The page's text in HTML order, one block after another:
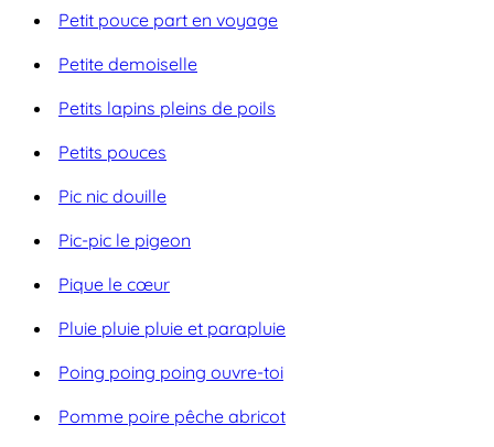
Petit pouce part en voyage
Petite demoiselle
Petits lapins pleins de poils
Petits pouces
Pic nic douille
Pic-pic le pigeon
Pique le cœur
Pluie pluie pluie et parapluie
Poing poing poing ouvre-toi
Pomme poire pêche abricot